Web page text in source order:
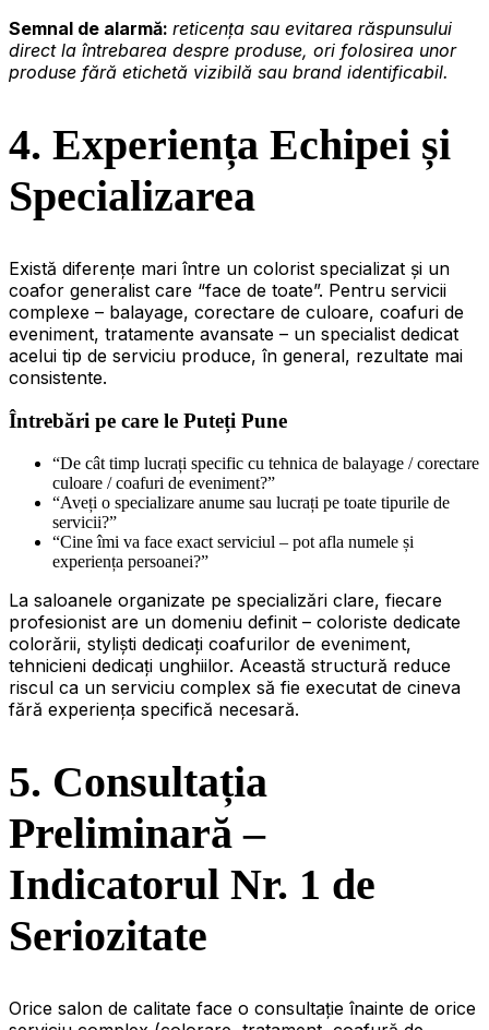
Semnal de alarmă: reticența sau evitarea răspunsului
direct la întrebarea despre produse, ori folosirea unor
produse fără etichetă vizibilă sau brand identificabil.
4. Experiența Echipei și
Specializarea
Există diferențe mari între un colorist specializat și un
coafor generalist care “face de toate”. Pentru servicii
complexe – balayage, corectare de culoare, coafuri de
eveniment, tratamente avansate – un specialist dedicat
acelui tip de serviciu produce, în general, rezultate mai
consistente.
Întrebări pe care le Puteți Pune
“De cât timp lucrați specific cu tehnica de balayage / corectare
culoare / coafuri de eveniment?”
“Aveți o specializare anume sau lucrați pe toate tipurile de
servicii?”
“Cine îmi va face exact serviciul – pot afla numele și
experiența persoanei?”
La saloanele organizate pe specializări clare, fiecare
profesionist are un domeniu definit – coloriste dedicate
colorării, styliști dedicați coafurilor de eveniment,
tehnicieni dedicați unghiilor. Această structură reduce
riscul ca un serviciu complex să fie executat de cineva
fără experiența specifică necesară.
5. Consultația
Preliminară –
Indicatorul Nr. 1 de
Seriozitate
Orice salon de calitate face o consultație înainte de orice